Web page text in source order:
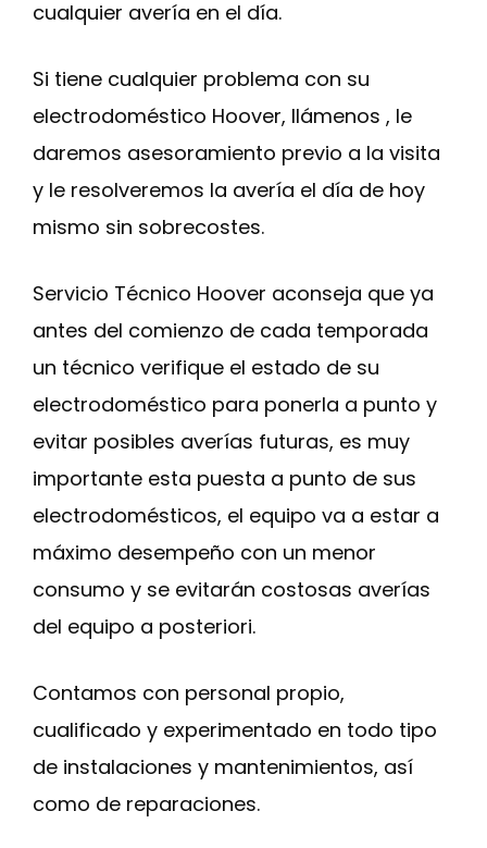
cualquier avería en el día.
Si tiene cualquier problema con su
electrodoméstico Hoover, llámenos , le
daremos asesoramiento previo a la visita
y le resolveremos la avería el día de hoy
mismo sin sobrecostes.
Servicio Técnico Hoover aconseja que ya
antes del comienzo de cada temporada
un técnico verifique el estado de su
electrodoméstico para ponerla a punto y
evitar posibles averías futuras, es muy
importante esta puesta a punto de sus
electrodomésticos, el equipo va a estar a
máximo desempeño con un menor
consumo y se evitarán costosas averías
del equipo a posteriori.
Contamos con personal propio,
cualificado y experimentado en todo tipo
de instalaciones y mantenimientos, así
como de reparaciones.